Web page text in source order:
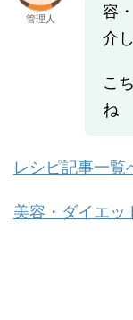
管理人
容
介
こ
ね
レシピ記事一覧
美容・ダイエッ